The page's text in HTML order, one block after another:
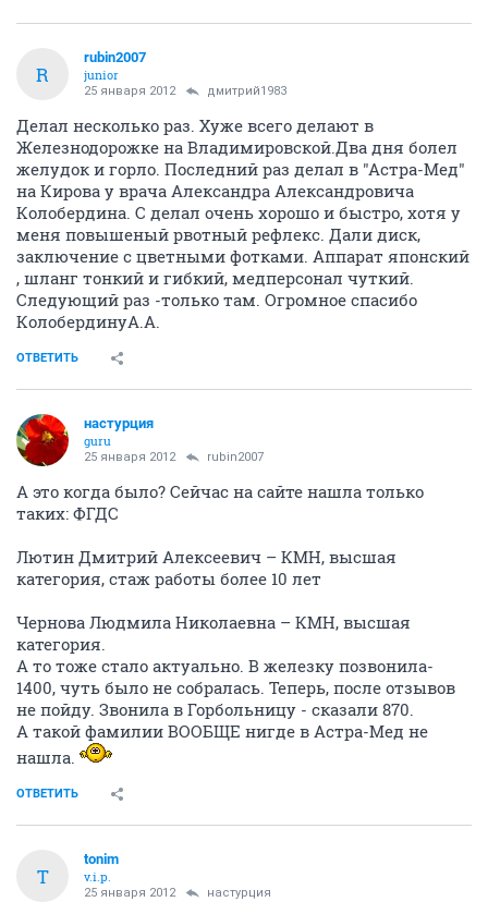
R
rubin2007
junior
25 января 2012 дмитрий1983
Делал несколько раз. Хуже всего делают в
Железнодорожке на Владимировской.Два дня болел
желудок и горло. Последний раз делал в "Астра-Мед"
на Кирова у врача Александра Александровича
Колобердина. С делал очень хорошо и быстро, хотя у
меня повышеный рвотный рефлекс. Дали диск,
заключение с цветными фотками. Аппарат японский
, шланг тонкий и гибкий, медперсонал чуткий.
Следующий раз -только там. Огромное спасибо
КолобердинуА.А.
ОТВЕТИТЬ
настурция
guru
25 января 2012 rubin2007
А это когда было? Сейчас на сайте нашла только
таких: ФГДС
Лютин Дмитрий Алексеевич – КМН, высшая
категория, стаж работы более 10 лет
Чернова Людмила Николаевна – КМН, высшая
категория.
А то тоже стало актуально. В железку позвонила-
1400, чуть было не собралась. Теперь, после отзывов
не пойду. Звонила в Горбольницу - сказали 870.
А такой фамилии ВООБЩЕ нигде в Астра-Мед не
нашла.
ОТВЕТИТЬ
T
tonim
v.i.p.
25 января 2012 настурция